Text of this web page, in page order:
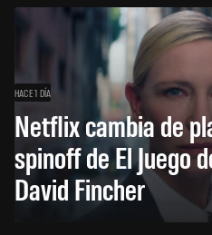
HACE 1 DÍA
Netflix cambia de
spinoff de El Juego
David Fincher